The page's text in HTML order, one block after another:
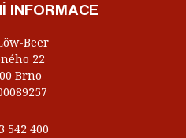
INFORMACE
Beer
22
Brno
542 400